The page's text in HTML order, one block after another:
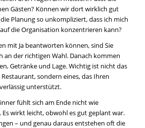
Gästen? Können wir dort wirklich gut
Planung so unkompliziert, dass ich mich
die Organisation konzentrieren kann?
mit Ja beantworten können, sind Sie
an der richtigen Wahl. Danach kommen
Getränke und Lage. Wichtig ist nicht das
sondern eines, das Ihren
unterstützt.
fühlt sich am Ende nicht wie
wirkt leicht, obwohl es gut geplant war.
– und genau daraus entstehen oft die